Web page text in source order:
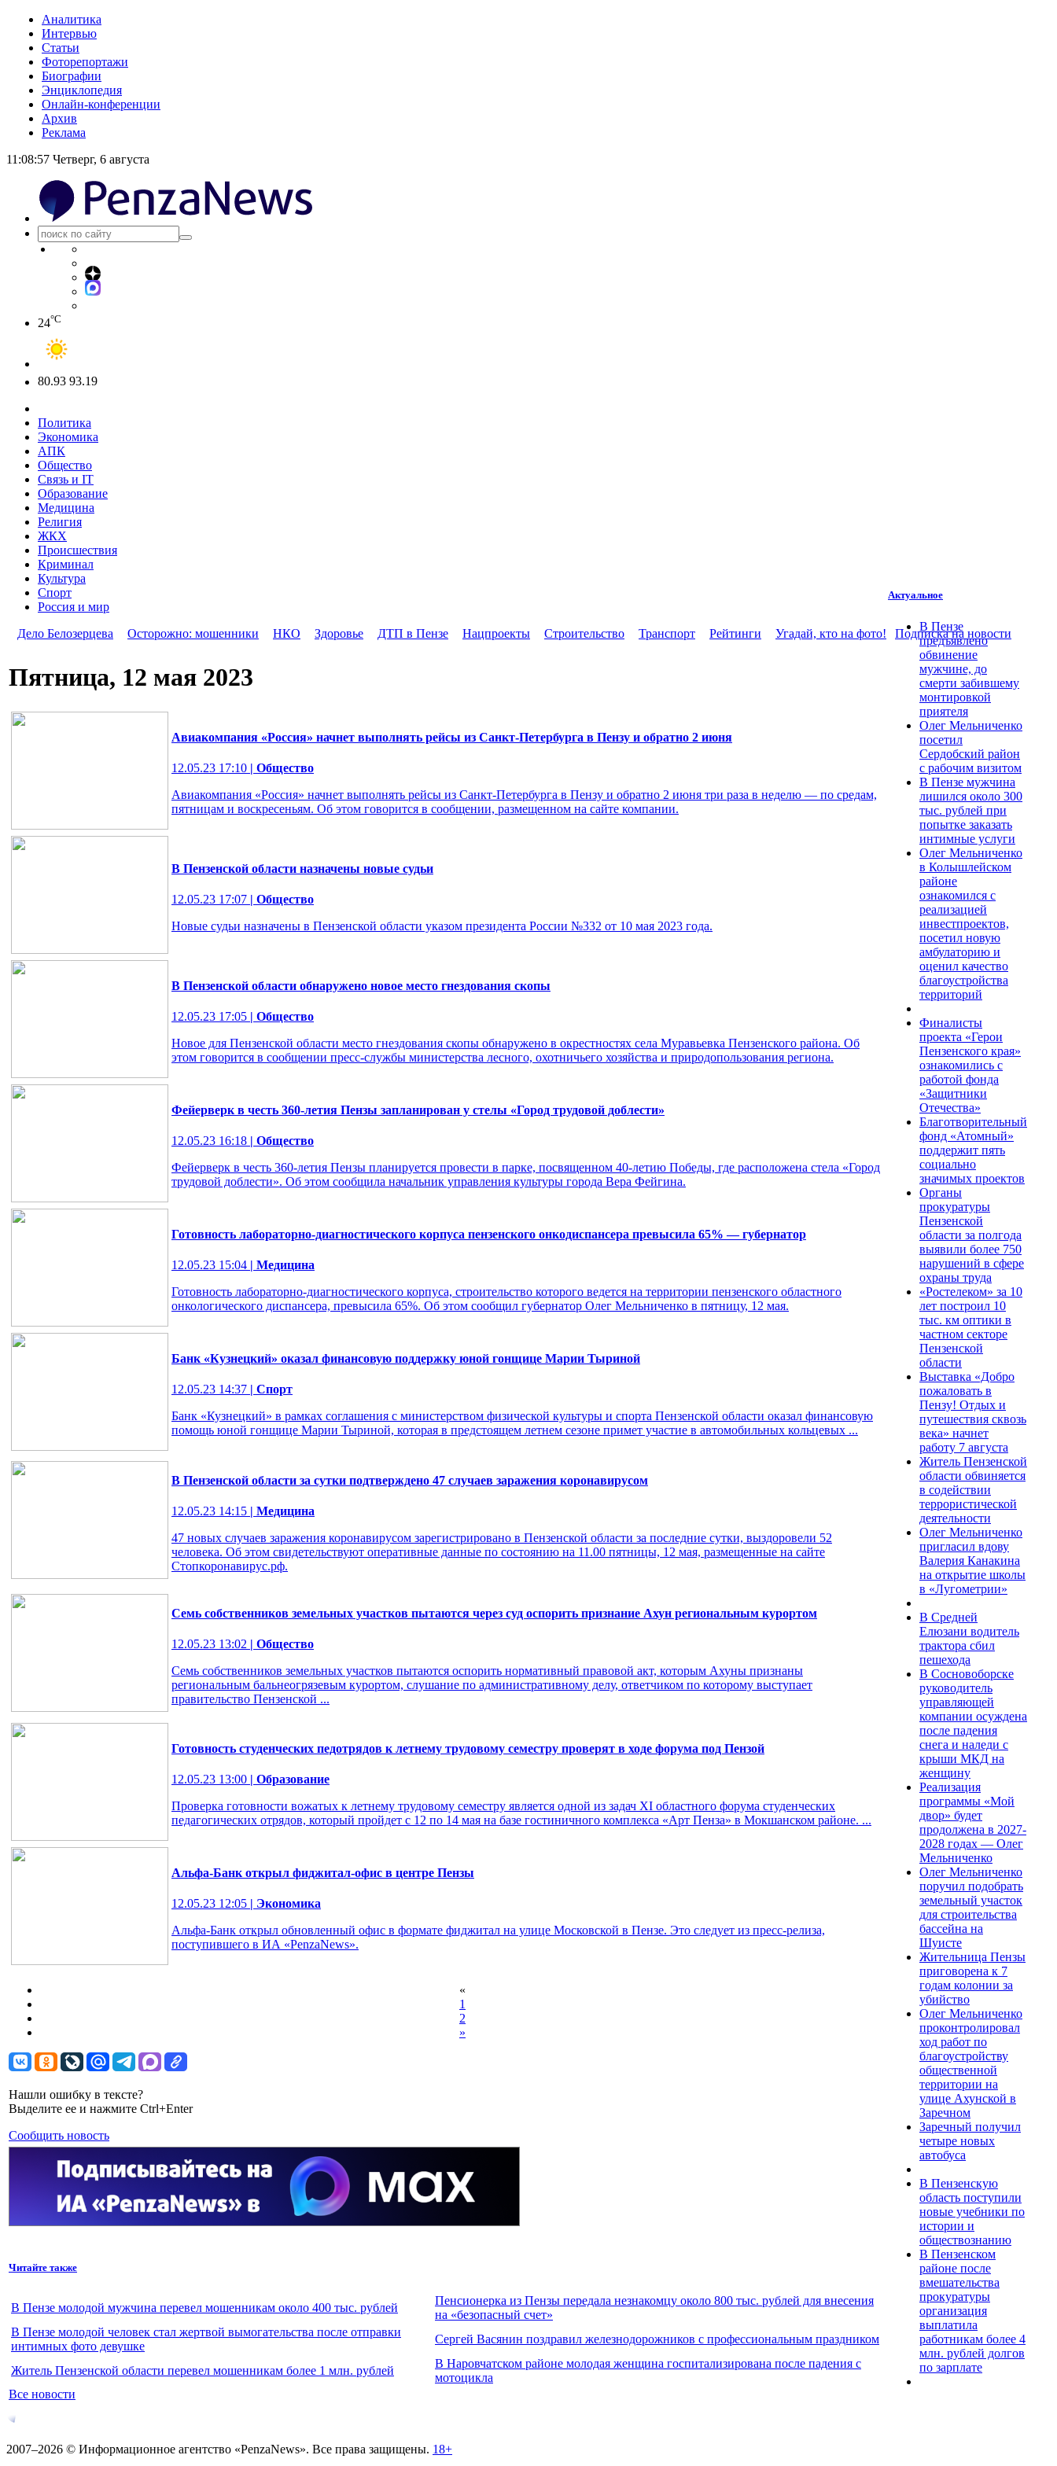
Аналитика
Интервью
Статьи
Фоторепортажи
Биографии
Энциклопедия
Онлайн-конференции
Архив
Реклама
11:08:58 Четверг, 6 августа
24°C
80.93 93.19
Политика
Экономика
АПК
Общество
Связь и IT
Образование
Медицина
Религия
ЖКХ
Происшествия
Криминал
Культура
Спорт
Россия и мир
Дело Белозерцева
Осторожно: мошенники НКО Здоровье ДТП в Пензе Нацпроекты Строительство Транспорт Рейтинги Угадай, кто на фото! Подписка на новости
Пятница, 12 мая 2023
Авиакомпания «Россия» начнет выполнять рейсы из Санкт-Петербурга в Пензу и обратно 2 июня
12.05.23 17:10 | Общество
Авиакомпания «Россия» начнет выполнять рейсы из Санкт-Петербурга в Пензу и обратно 2 июня три раза в неделю — по средам,
пятницам и воскресеньям. Об этом говорится в сообщении, размещенном на сайте компании.
В Пензенской области назначены новые судьи
12.05.23 17:07 | Общество
Новые судьи назначены в Пензенской области указом президента России №332 от 10 мая 2023 года.
В Пензенской области обнаружено новое место гнездования скопы
12.05.23 17:05 | Общество
Новое для Пензенской области место гнездования скопы обнаружено в окрестностях села Муравьевка Пензенского района. Об
этом говорится в сообщении пресс-службы министерства лесного, охотничьего хозяйства и природопользования региона.
Фейерверк в честь 360-летия Пензы запланирован у стелы «Город трудовой доблести»
12.05.23 16:18 | Общество
Фейерверк в честь 360-летия Пензы планируется провести в парке, посвященном 40-летию Победы, где расположена стела «Город
трудовой доблести». Об этом сообщила начальник управления культуры города Вера Фейгина.
Готовность лабораторно-диагностического корпуса пензенского онкодиспансера превысила 65% — губернатор
12.05.23 15:04 | Медицина
Готовность лабораторно-диагностического корпуса, строительство которого ведется на территории пензенского областного
онкологического диспансера, превысила 65%. Об этом сообщил губернатор Олег Мельниченко в пятницу, 12 мая.
Банк «Кузнецкий» оказал финансовую поддержку юной гонщице Марии Тыриной
12.05.23 14:37 | Спорт
Банк «Кузнецкий» в рамках соглашения с министерством физической культуры и спорта Пензенской области оказал финансовую
помощь юной гонщице Марии Тыриной, которая в предстоящем летнем сезоне примет участие в автомобильных кольцевых ...
В Пензенской области за сутки подтверждено 47 случаев заражения коронавирусом
12.05.23 14:15 | Медицина
47 новых случаев заражения коронавирусом зарегистрировано в Пензенской области за последние сутки, выздоровели 52
человека. Об этом свидетельствуют оперативные данные по состоянию на 11.00 пятницы, 12 мая, размещенные на сайте
Стопкоронавирус.рф.
Семь собственников земельных участков пытаются через суд оспорить признание Ахун региональным курортом
12.05.23 13:02 | Общество
Семь собственников земельных участков пытаются оспорить нормативный правовой акт, которым Ахуны признаны
региональным бальнеогрязевым курортом, слушание по административному делу, ответчиком по которому выступает
правительство Пензенской ...
Готовность студенческих педотрядов к летнему трудовому семестру проверят в ходе форума под Пензой
12.05.23 13:00 | Образование
Проверка готовности вожатых к летнему трудовому семестру является одной из задач XI областного форума студенческих
педагогических отрядов, который пройдет с 12 по 14 мая на базе гостиничного комплекса «Арт Пенза» в Мокшанском районе. ...
Альфа-Банк открыл фиджитал-офис в центре Пензы
12.05.23 12:05 | Экономика
Альфа-Банк открыл обновленный офис в формате фиджитал на улице Московской в Пензе. Это следует из пресс-релиза,
поступившего в ИА «PenzaNews».
«
1
2
»
Нашли ошибку в тексте?
Выделите ее и нажмите Ctrl+Enter
Сообщить новость
Читайте также
В Пензе молодой мужчина перевел мошенникам около 400 тыс. рублей
Пенсионерка из Пензы передала незнакомцу около 800 тыс. рублей для внесения
на «безопасный счет»
В Пензе молодой человек стал жертвой вымогательства после отправки
интимных фото девушке
Сергей Васянин поздравил железнодорожников с профессиональным праздником
Житель Пензенской области перевел мошенникам более 1 млн. рублей
В Наровчатском районе молодая женщина госпитализирована после падения с
мотоцикла
Все новости
Актуальное
В Пензе
предъявлено
обвинение
мужчине, до
смерти забившему
монтировкой
приятеля
Олег Мельниченко
посетил
Сердобский район
с рабочим визитом
В Пензе мужчина
лишился около 300
тыс. рублей при
попытке заказать
интимные услуги
Олег Мельниченко
в Колышлейском
районе
ознакомился с
реализацией
инвестпроектов,
посетил новую
амбулаторию и
оценил качество
благоустройства
территорий
Финалисты
проекта «Герои
Пензенского края»
ознакомились с
работой фонда
«Защитники
Отечества»
Благотворительный
фонд «Атомный»
поддержит пять
социально
значимых проектов
Органы
прокуратуры
Пензенской
области за полгода
выявили более 750
нарушений в сфере
охраны труда
«Ростелеком» за 10
лет построил 10
тыс. км оптики в
частном секторе
Пензенской
области
Выставка «Добро
пожаловать в
Пензу! Отдых и
путешествия сквозь
века» начнет
работу 7 августа
Житель Пензенской
области обвиняется
в содействии
террористической
деятельности
Олег Мельниченко
пригласил вдову
Валерия Канакина
на открытие школы
в «Лугометрии»
В Средней
Елюзани водитель
трактора сбил
пешехода
В Сосновоборске
руководитель
управляющей
компании осуждена
после падения
снега и наледи с
крыши МКД на
женщину
Реализация
программы «Мой
двор» будет
продолжена в 2027-
2028 годах — Олег
Мельниченко
Олег Мельниченко
поручил подобрать
земельный участок
для строительства
бассейна на
Шуисте
Жительница Пензы
приговорена к 7
годам колонии за
убийство
Олег Мельниченко
проконтролировал
ход работ по
благоустройству
общественной
территории на
улице Ахунской в
Заречном
Заречный получил
четыре новых
автобуса
В Пензенскую
область поступили
новые учебники по
истории и
обществознанию
В Пензенском
районе после
вмешательства
прокуратуры
организация
выплатила
работникам более 4
млн. рублей долгов
по зарплате
2007–2026 © Информационное агентство «PenzaNews». Все права защищены. 18+